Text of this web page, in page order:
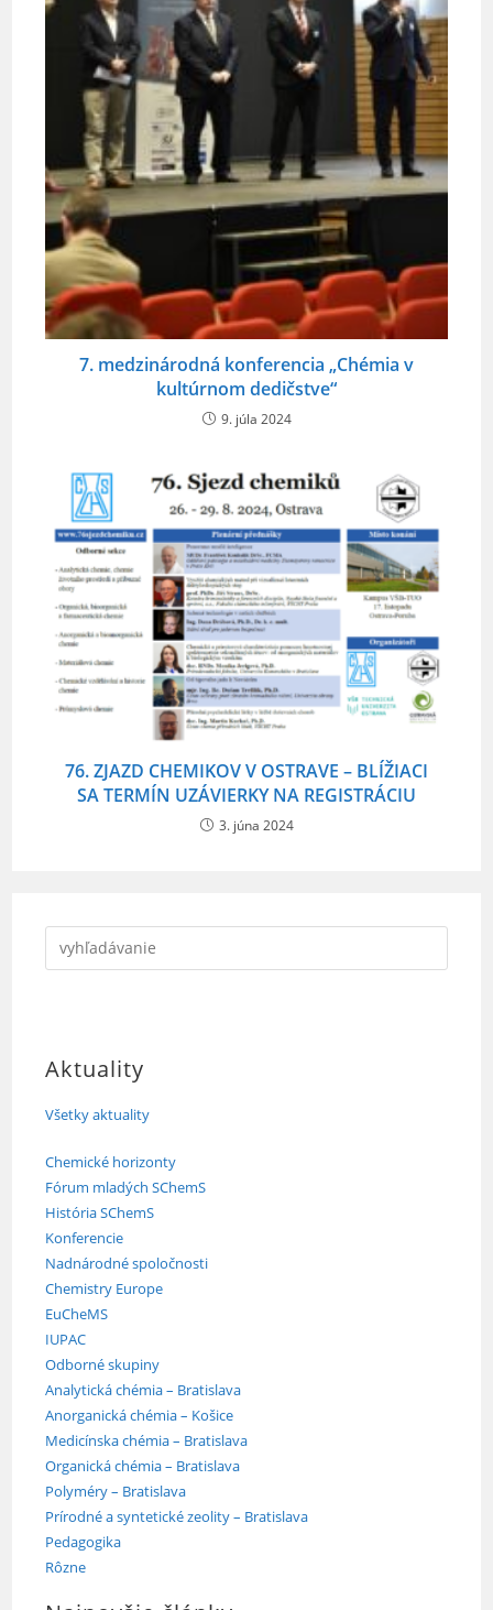
7. medzinárodná konferencia „Chémia v
kultúrnom dedičstve“
9. júla 2024
76. ZJAZD CHEMIKOV V OSTRAVE – BLÍŽIACI
SA TERMÍN UZÁVIERKY NA REGISTRÁCIU
3. júna 2024
Aktuality
Všetky aktuality
Chemické horizonty
Fórum mladých SChemS
História SChemS
Konferencie
Nadnárodné spoločnosti
Chemistry Europe
EuCheMS
IUPAC
Odborné skupiny
Analytická chémia – Bratislava
Anorganická chémia – Košice
Medicínska chémia – Bratislava
Organická chémia – Bratislava
Polyméry – Bratislava
Prírodné a syntetické zeolity – Bratislava
Pedagogika
Rôzne